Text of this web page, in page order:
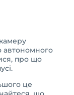
автономного
про що
це